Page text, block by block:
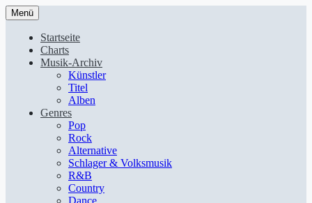
Menü
Startseite
Charts
Musik-Archiv
Künstler
Titel
Alben
Genres
Pop
Rock
Alternative
Schlager & Volksmusik
R&B
Country
Dance